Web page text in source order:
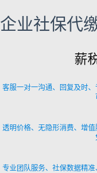
企业社保代
薪
客服一对一沟通、回复及时、
透明价格、无隐形消费、增值
专业团队服务、社保数据精准